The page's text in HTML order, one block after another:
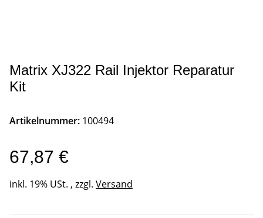
Matrix XJ322 Rail Injektor Reparatur
Kit
Artikelnummer: 100494
67,87 €
inkl. 19% USt. , zzgl. Versand